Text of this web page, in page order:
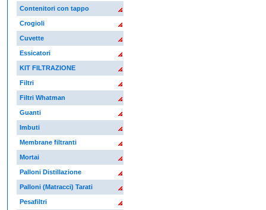
Contenitori con tappo
Crogioli
Cuvette
Essicatori
KIT FILTRAZIONE
Filtri
Filtri Whatman
Guanti
Imbuti
Membrane filtranti
Mortai
Palloni Distillazione
Palloni (Matracci) Tarati
Pesafiltri